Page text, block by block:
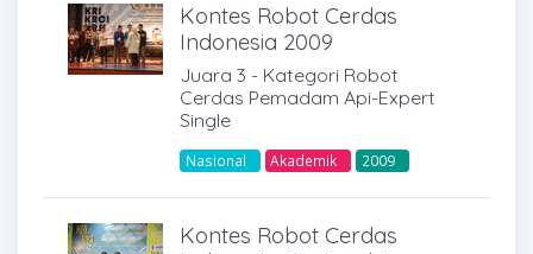
Kontes Robot Cerdas
Indonesia 2009
Juara 3 - Kategori Robot
Cerdas Pemadam Api-Expert
Single
Nasional Akademik 2009
Kontes Robot Cerdas